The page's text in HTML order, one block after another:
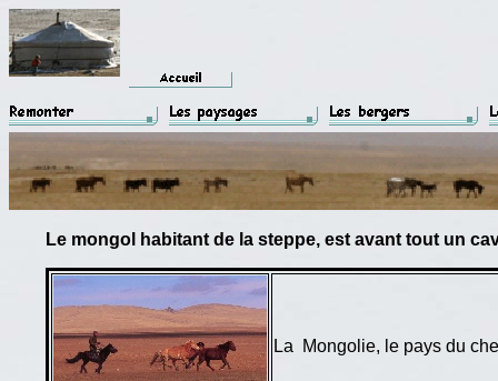
Le mongol habitant de la steppe, est avant tout un
La Mongolie, le pays du